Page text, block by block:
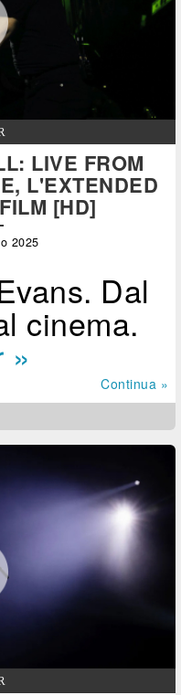
LIVE FROM
L'EXTENDED
[HD]
2025
Dal
cinema.
»
Continua »